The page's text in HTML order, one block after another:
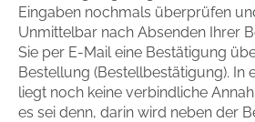
Eingaben nochmals überprüfen
Unmittelbar nach Absenden Ihrer
Sie per E-Mail eine Bestätigung
Bestellung (Bestellbestätigung). In
liegt noch keine verbindliche
es sei denn, darin wird neben der